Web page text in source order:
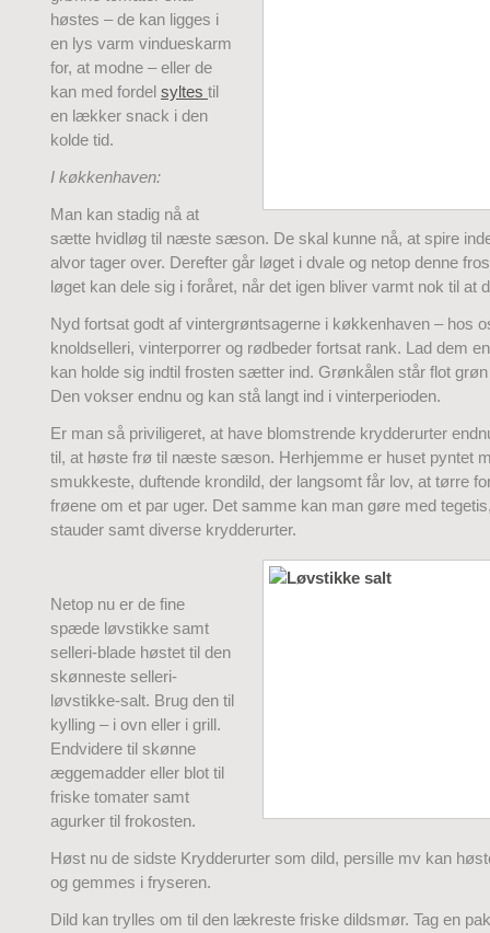
høstes – de kan ligges i
en lys varm vindueskarm
for, at modne – eller de
kan med fordel syltes til
en lækker snack i den
kolde tid.
I køkkenhaven:
Man kan stadig nå at
sætte hvidløg til næste sæson. De skal kunne nå, at spire
alvor tager over. Derefter går løget i dvale og netop denne
løget kan dele sig i foråret, når det igen bliver varmt nok til at
Nyd fortsat godt af vintergrøntsagerne i køkkenhaven – hos
knoldselleri, vinterporrer og rødbeder fortsat rank. Lad dem
kan holde sig indtil frosten sætter ind. Grønkålen står flot
Den vokser endnu og kan stå langt ind i vinterperioden.
Er man så priviligeret, at have blomstrende krydderurter
til, at høste frø til næste sæson. Herhjemme er huset pyntet
smukkeste, duftende krondild, der langsomt får lov, at tørre
frøene om et par uger. Det samme kan man gøre med
stauder samt diverse krydderurter.
Netop nu er de fine
spæde løvstikke samt
selleri-blade høstet til den
skønneste selleri-
løvstikke-salt. Brug den til
kylling – i ovn eller i grill.
Endvidere til skønne
æggemadder eller blot til
friske tomater samt
agurker til frokosten.
Høst nu de sidste Krydderurter som dild, persille mv kan
og gemmes i fryseren.
Dild kan trylles om til den lækreste friske dildsmør. Tag en